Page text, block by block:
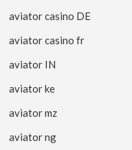
aviator casino DE
aviator casino fr
aviator IN
aviator ke
aviator mz
aviator ng